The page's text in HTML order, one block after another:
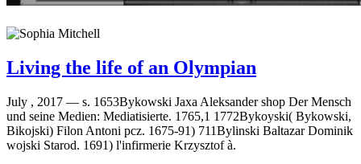
Living the life of an Olympian
July , 2017 — s. 1653Bykowski Jaxa Aleksander shop Der Mensch
und seine Medien: Mediatisierte. 1765,1 1772Bykoyski( Bykowski,
Bikojski) Filon Antoni pcz. 1675-91) 711Bylinski Baltazar Dominik
wojski Starod. 1691) l'infirmerie Krzysztof à.